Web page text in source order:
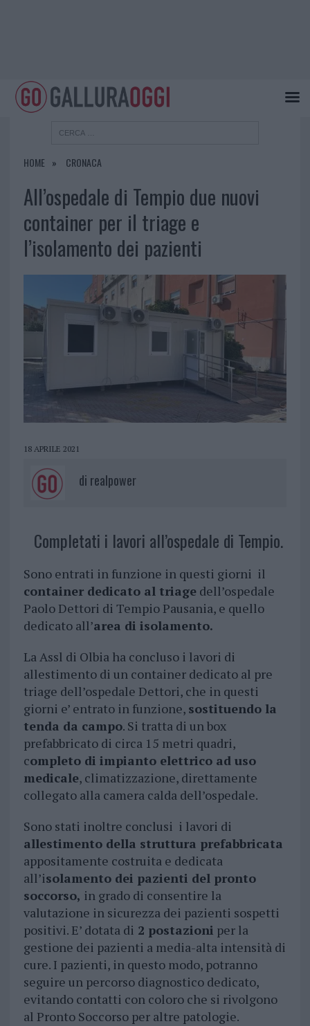
HOME CRONACA
All’ospedale di Tempio due nuovi
container per il triage e
l’isolamento dei pazienti
18 APRILE 2021
di realpower
Completati i lavori all’ospedale di Tempio.
Sono entrati in funzione in questi giorni il
container dedicato al triagedell’ospedale
Paolo Dettori di Tempio Pausania, e quello
dedicato all’area di isolamento.
La Assl di Olbia ha concluso i lavori di
allestimento di un container dedicato al pre
triage dell’ospedale Dettori, che in questi
giorni e’ entrato in funzione, sostituendo la
tenda da campo. Si tratta di un box
prefabbricato di circa 15 metri quadri,
completo di impianto elettrico ad uso
medicale, climatizzazione, direttamente
collegato alla camera calda dell’ospedale.
Sono stati inoltre conclusi i lavori di
allestimento della struttura prefabbricata
appositamente costruita e dedicata
all’isolamento dei pazienti del pronto
soccorso, in grado di consentire la
valutazione in sicurezza dei pazienti sospetti
positivi. E’ dotata di 2 postazioni per la
gestione dei pazienti a media-alta intensità di
cure. I pazienti, in questo modo, potranno
seguire un percorso diagnostico dedicato,
evitando contatti con coloro che si rivolgono
al Pronto Soccorso per altre patologie.